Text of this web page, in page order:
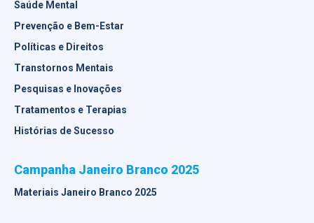
Saúde Mental
Prevenção e Bem-Estar
Políticas e Direitos
Transtornos Mentais
Pesquisas e Inovações
Tratamentos e Terapias
Histórias de Sucesso
Campanha Janeiro Branco 2025
Materiais Janeiro Branco 2025